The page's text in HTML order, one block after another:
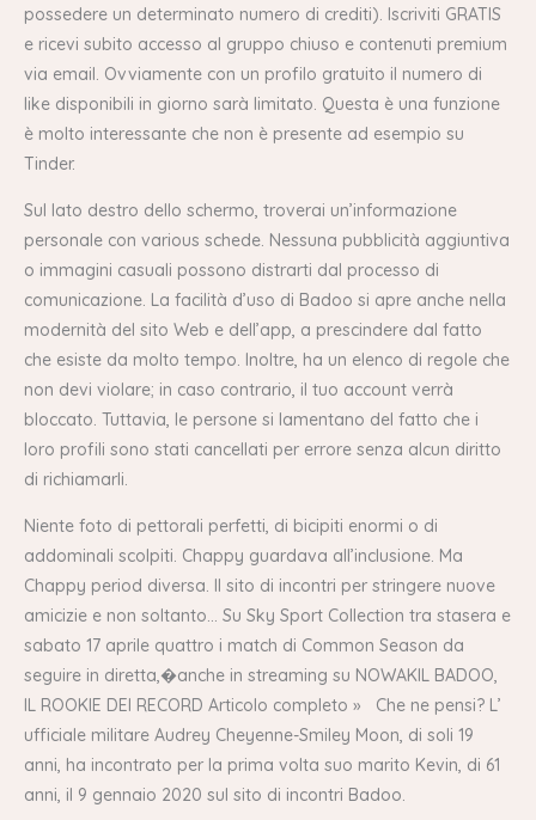
possedere un determinato numero di crediti). Iscriviti GRATIS
e ricevi subito accesso al gruppo chiuso e contenuti premium
via email. Ovviamente con un profilo gratuito il numero di
like disponibili in giorno sarà limitato. Questa è una funzione
è molto interessante che non è presente ad esempio su
Tinder.
Sul lato destro dello schermo, troverai un’informazione
personale con various schede. Nessuna pubblicità aggiuntiva
o immagini casuali possono distrarti dal processo di
comunicazione. La facilità d’uso di Badoo si apre anche nella
modernità del sito Web e dell’app, a prescindere dal fatto
che esiste da molto tempo. Inoltre, ha un elenco di regole che
non devi violare; in caso contrario, il tuo account verrà
bloccato. Tuttavia, le persone si lamentano del fatto che i
loro profili sono stati cancellati per errore senza alcun diritto
di richiamarli.
Niente foto di pettorali perfetti, di bicipiti enormi o di
addominali scolpiti. Chappy guardava all’inclusione. Ma
Chappy period diversa. Il sito di incontri per stringere nuove
amicizie e non soltanto… Su Sky Sport Collection tra stasera e
sabato 17 aprile quattro i match di Common Season da
seguire in diretta,�anche in streaming su NOWAKIL BADOO,
IL ROOKIE DEI RECORD Articolo completo » Che ne pensi? L’
ufficiale militare Audrey Cheyenne-Smiley Moon, di soli 19
anni, ha incontrato per la prima volta suo marito Kevin, di 61
anni, il 9 gennaio 2020 sul sito di incontri Badoo.